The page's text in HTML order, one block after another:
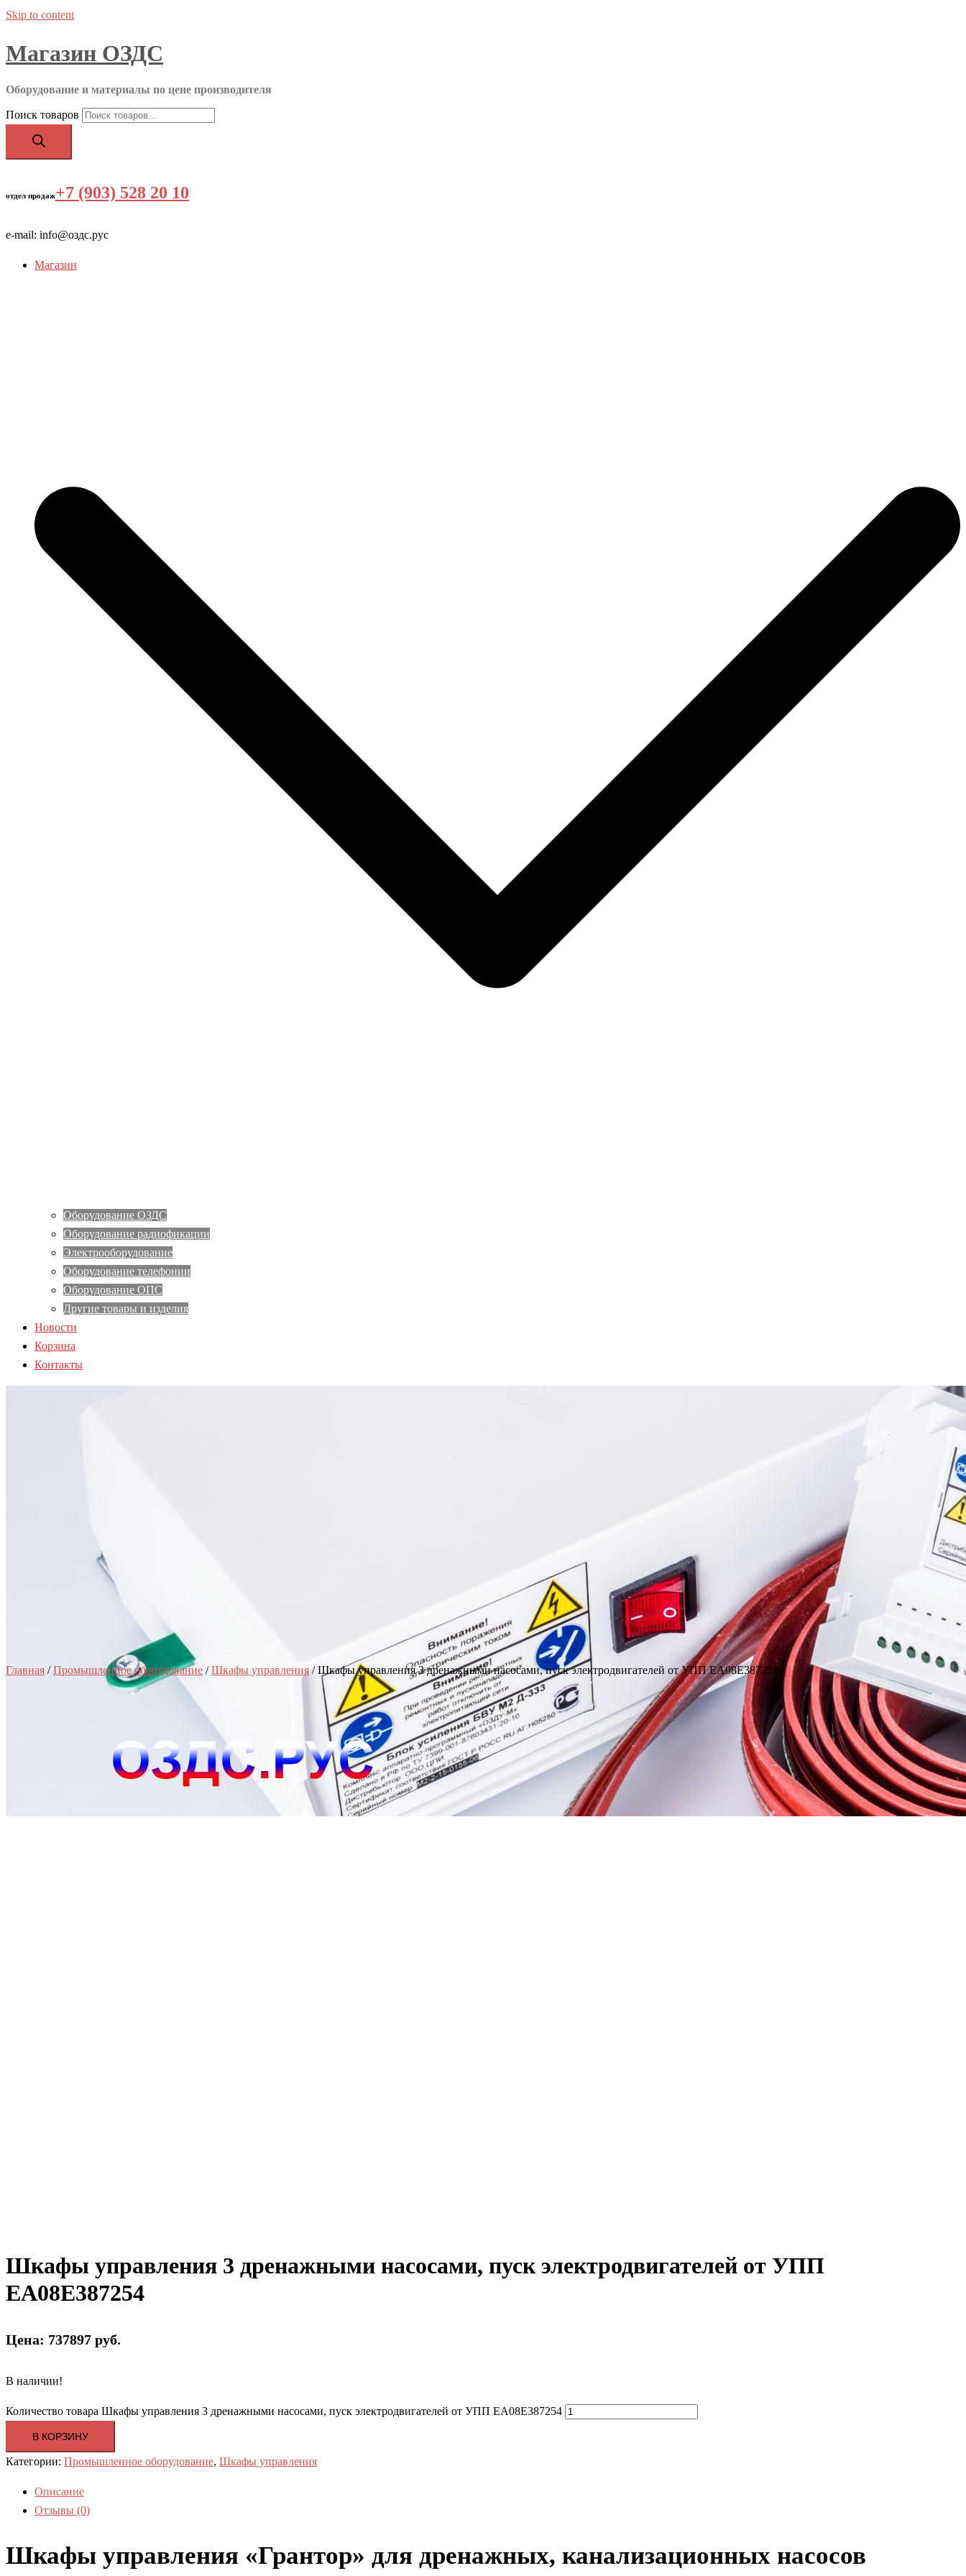
Skip to content
Магазин ОЗДС
Оборудование и материалы по цене производителя
Поиск товаров
отдел продаж+7 (903) 528 20 10
e-mail: info@оздс.рус
Магазин
Оборудование ОЗДС
Оборудование радиофикации
Электрооборудование
Оборудование телефонии
Оборудование ОПС
Другие товары и изделия
Новости
Корзина
Контакты
Главная /Промышленное оборудование /Шкафы управления/ Шкафы управления 3 дренажными насосами, пуск электродвигателей от УПП EA08E387254
Шкафы управления 3 дренажными насосами, пуск электродвигателей от УПП
EA08E387254
Цена: 737897 руб.
В наличии!
Количество товара Шкафы управления 3 дренажными насосами, пуск электродвигателей от УПП EA08E387254
В КОРЗИНУ
Категории: Промышленное оборудование, Шкафы управления
Описание
Отзывы (0)
Шкафы управления «Грантор» для дренажных, канализационных насосов